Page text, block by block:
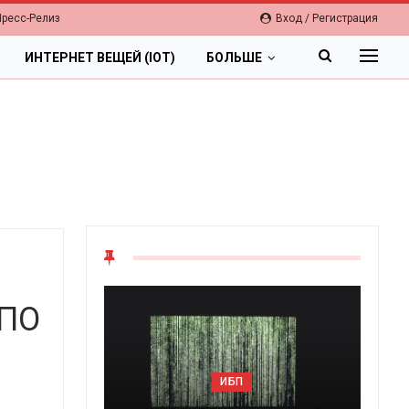
Вход / Регистрация
Релиз
ИНТЕРНЕТ ВЕЩЕЙ (IOT) БОЛЬШЕ
ОБЛАКА
Цифровая экономика 2026.